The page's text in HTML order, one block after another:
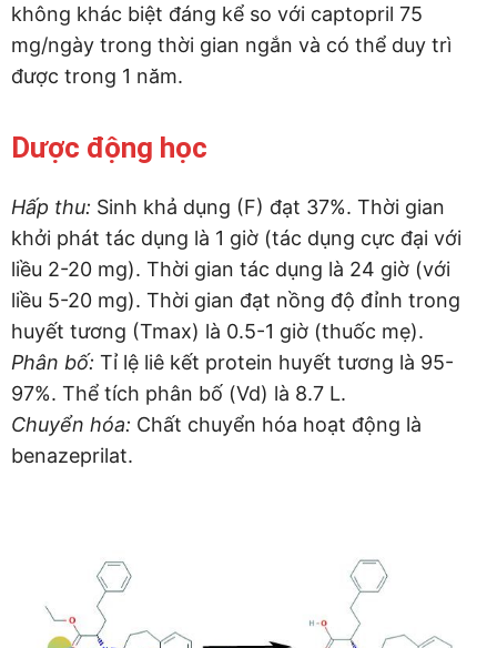
không khác biệt đáng kể so với captopril 75
mg/ngày trong thời gian ngắn và có thể duy trì
được trong 1 năm.
Dược động học
Hấp thu: Sinh khả dụng (F) đạt 37%. Thời gian
khởi phát tác dụng là 1 giờ (tác dụng cực đại với
liều 2-20 mg). Thời gian tác dụng là 24 giờ (với
liều 5-20 mg). Thời gian đạt nồng độ đỉnh trong
huyết tương (Tmax) là 0.5-1 giờ (thuốc mẹ).
Phân bố: Tỉ lệ liê kết protein huyết tương là 95-
97%. Thể tích phân bố (Vd) là 8.7 L.
Chuyển hóa: Chất chuyển hóa hoạt động là
benazeprilat.